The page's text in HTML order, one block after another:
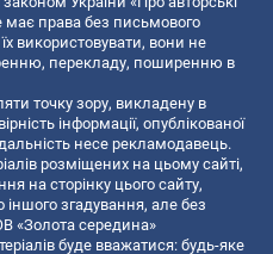
має права без письмового
використовувати, вони не
перекладу, поширенню в
точку зору, викладену в
інформації, опублікованої
несе рекламодавець.
розміщених на цьому сайті,
на сторінку цього сайту,
іншого згадування, але без
«Золота середина»
буде вважатися: будь-яке